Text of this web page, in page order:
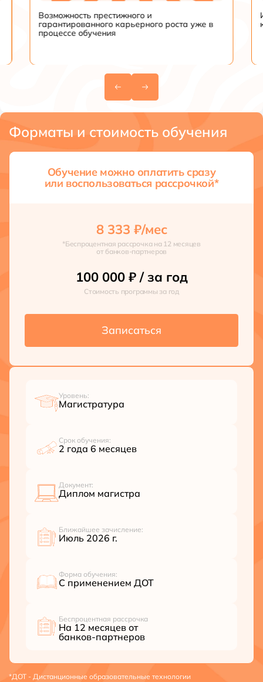
Возможность престижного и
гарантированного карьерного роста уже в
процессе обучения
Форматы и стоимость обучения
Обучение можно оплатить сразу
или воспользоваться рассрочкой*
8 333 ₽/мес
*Беспроцентная рассрочка на 12 месяцев
от банков-партнеров
100 000 ₽/ за год
Стоимость программы за год
Записаться
Уровень:
Магистратура
Срок обучения:
2 года 6 месяцев
Документ:
Диплом магистра
Ближайшее зачисление:
Июль 2026 г.
Форма обучения:
С применением ДОТ
Беспроцентная рассрочка
На 12 месяцев от
банков-партнеров
*ДОТ - Дистанционные образовательные технологии